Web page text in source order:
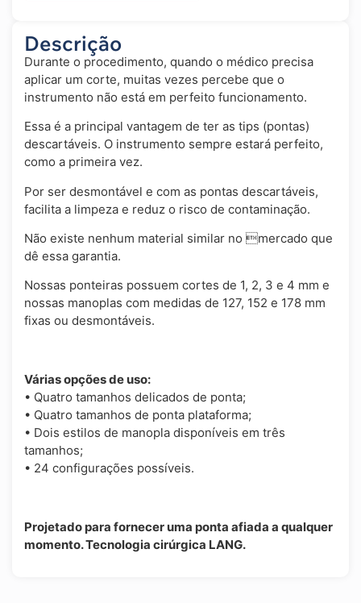
Descrição
Durante o procedimento, quando o médico precisa
aplicar um corte, muitas vezes percebe que o
instrumento não está em perfeito funcionamento.
Essa é a principal vantagem de ter as tips (pontas)
descartáveis. O instrumento sempre estará perfeito,
como a primeira vez.
Por ser desmontável e com as pontas descartáveis,
facilita a limpeza e reduz o risco de contaminação.
Não existe nenhum material similar no mercado que
dê essa garantia.
Nossas ponteiras possuem cortes de 1, 2, 3 e 4 mm e
nossas manoplas com medidas de 127, 152 e 178 mm
fixas ou desmontáveis.
Várias opções de uso:
• Quatro tamanhos delicados de ponta;
• Quatro tamanhos de ponta plataforma;
• Dois estilos de manopla disponíveis em três
tamanhos;
• 24 configurações possíveis.
Projetado para fornecer uma ponta afiada a qualquer
momento. Tecnologia cirúrgica LANG.